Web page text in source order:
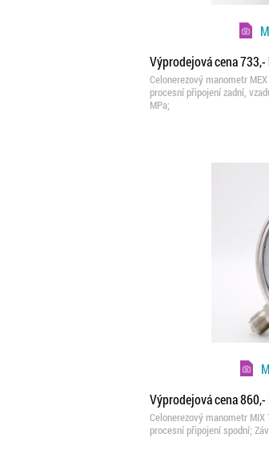
Výprodejová cena 733,-
Celonerezový manometr
procesní připojení zadní,
MPa;
Výprodejová cena 860,-
Celonerezový manometr
procesní připojení spodní;